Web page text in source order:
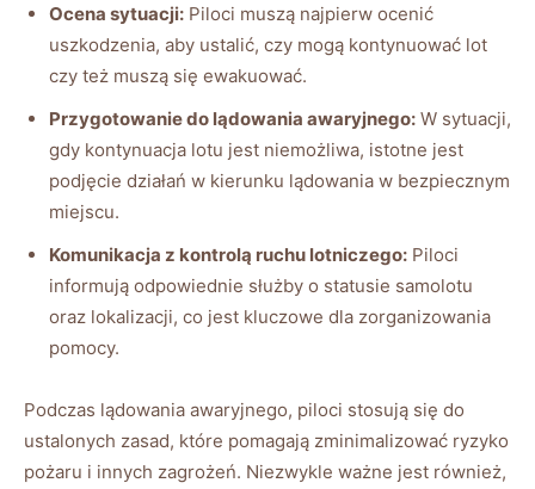
Ocena sytuacji: Piloci muszą najpierw ocenić
uszkodzenia, aby ustalić, czy mogą kontynuować lot
czy też muszą się ewakuować.
Przygotowanie do lądowania awaryjnego: W sytuacji,
gdy kontynuacja lotu jest niemożliwa, istotne jest
podjęcie działań w kierunku lądowania w bezpiecznym
miejscu.
Komunikacja z kontrolą ruchu lotniczego: Piloci
informują odpowiednie służby o statusie samolotu
oraz lokalizacji, co jest kluczowe dla zorganizowania
pomocy.
Podczas lądowania awaryjnego, piloci stosują się do
ustalonych zasad, które pomagają zminimalizować ryzyko
pożaru i innych zagrożeń. Niezwykle ważne jest również,